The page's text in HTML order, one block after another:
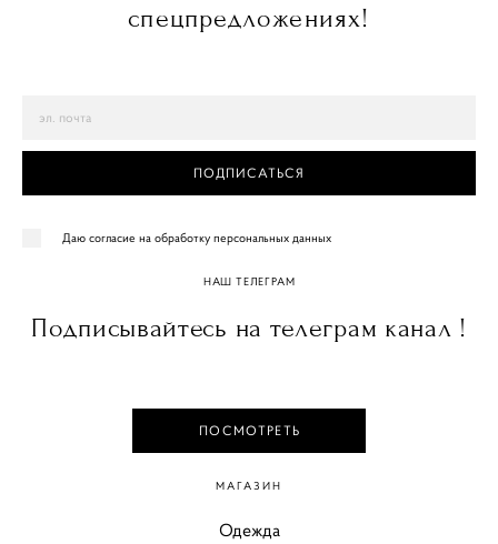
спецпредложениях!
ПОДПИСАТЬСЯ
Даю согласие на обработку персональных данных
НАШ ТЕЛЕГРАМ
Подписывайтесь на телеграм канал !
ПОСМОТРЕТЬ
МАГАЗИН
Одежда